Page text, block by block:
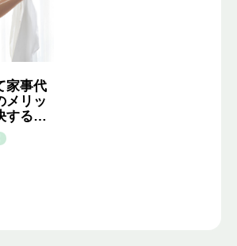
家事代
メリッ
する方